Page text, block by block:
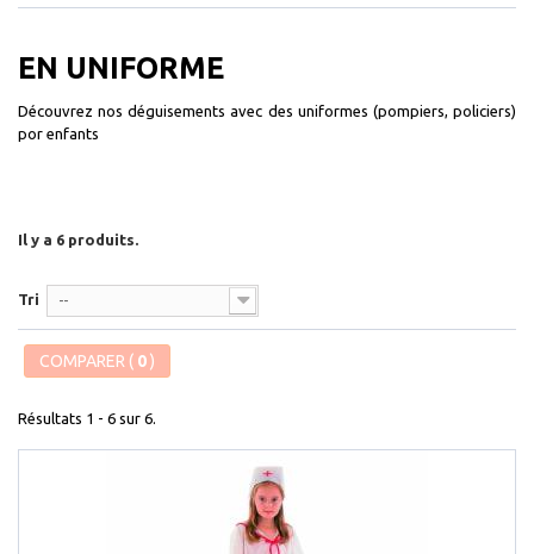
EN UNIFORME
Découvrez nos déguisements avec des uniformes (pompiers, policiers)
por enfants
Il y a 6 produits.
Tri --
COMPARER ( 0)
Résultats 1 - 6 sur 6.